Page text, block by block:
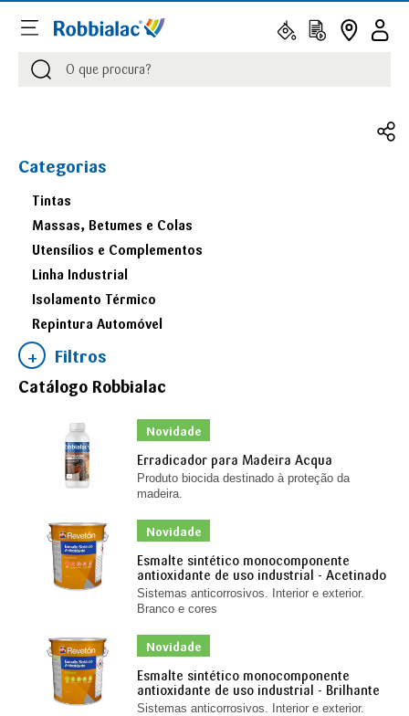
Procurar
Procurar
Categorias
Tintas
Massas, Betumes e Colas
Utensílios e Complementos
Linha Industrial
Isolamento Térmico
Repintura Automóvel
Filtros
Catálogo Robbialac
Novidade
Erradicador para Madeira Acqua
Produto biocida destinado à proteção da
madeira.
Novidade
Esmalte sintético monocomponente
antioxidante de uso industrial - Acetinado
Sistemas anticorrosivos. Interior e exterior.
Branco e cores
Novidade
Esmalte sintético monocomponente
antioxidante de uso industrial - Brilhante
Sistemas anticorrosivos. Interior e exterior.